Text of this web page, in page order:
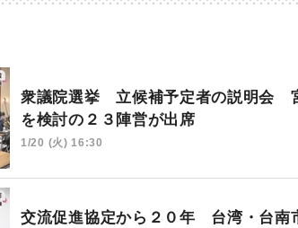
衆議院選挙 立候補予定者の説明会
を検討の２３陣営が出席
1/20 (火) 16:30
交流促進協定から２０年 台湾・台南